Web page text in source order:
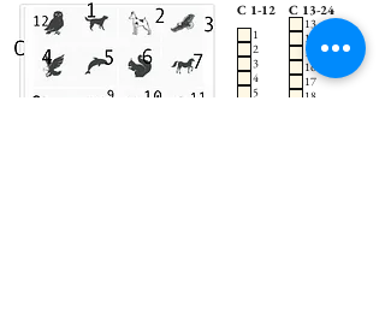
C 13-24
13
14
15
16
17
18
C 1-12
1
2
3
4
5